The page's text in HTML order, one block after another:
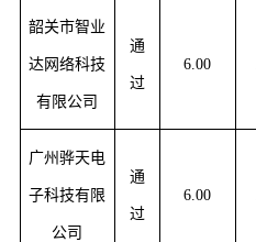
韶关市智业
达网络科技
有限公司
通
过
6.00
广州骅天电
子科技有限
公司
通
过
6.00